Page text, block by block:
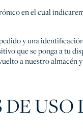
en el cual
y una
que se ponga a tu
a nuestro almacén
USO